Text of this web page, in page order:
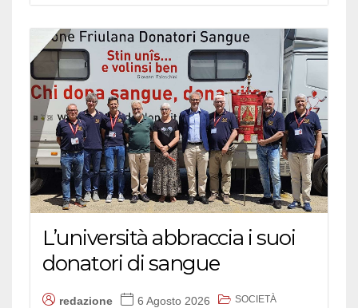
L’università abbraccia i suoi
donatori di sangue
redazione 6 Agosto 2026 SOCIETÀ